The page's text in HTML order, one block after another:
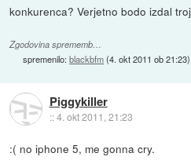
konkurenca? Verjetno bodo izdal
Zgodovina sprememb…
spremenilo:blackbfm(4. okt 2011 ob 21:23)
Piggykiller
::4. okt 2011, 21:23
:( no iphone 5, me gonna cry.